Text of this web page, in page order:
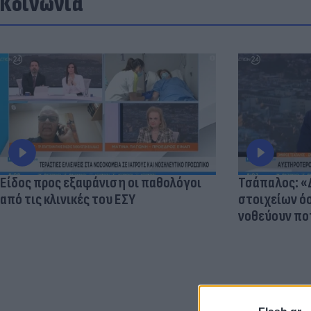
Είδος προς εξαφάνιση οι παθολόγοι
από τις κλινικές του ΕΣΥ
Τσάπαλος:
στοιχείων
νοθεύουν